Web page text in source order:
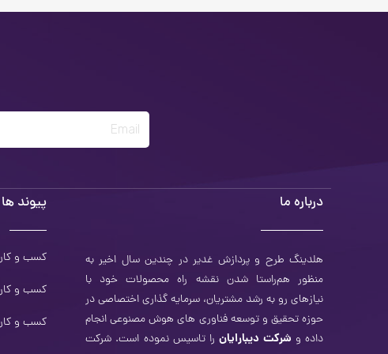
Email
درباره ما
هلدینگ طرح و‌ پردازش غدیر در چندین سال اخیر به
منظور هم‌راستا شدن نقشه راه محصولات خود با
نیازهای رو به رشد مشتریان، سرمایه ‌گذاری اختصاصی در
حوزه تحقیق و توسعه فناوری­ های هوش مصنوعی انجام
داده و شرکت دیبارایانرا تاسیس نموده است. شرکت
پیوند ها
کسب و
کسب و کار
کسب و کار